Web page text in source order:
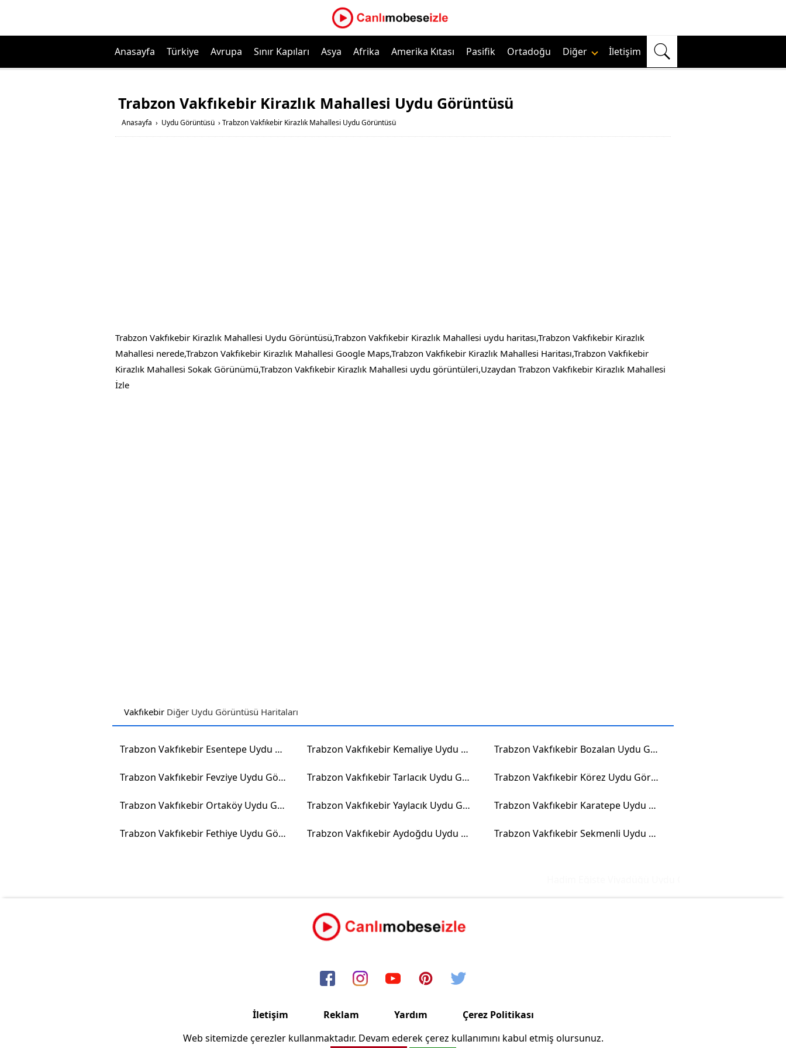
Anasayfa Türkiye Avrupa Sınır Kapıları Asya Afrika Amerika Kıtası Pasifik Ortadoğu Diğer İletişim
Trabzon Vakfıkebir Kirazlık Mahallesi Uydu Görüntüsü
Anasayfa › Uydu Görüntüsü › Trabzon Vakfıkebir Kirazlık Mahallesi Uydu Görüntüsü
Trabzon Vakfıkebir Kirazlık Mahallesi Uydu Görüntüsü,Trabzon Vakfıkebir Kirazlık Mahallesi uydu haritası,Trabzon Vakfıkebir Kirazlık
Mahallesi nerede,Trabzon Vakfıkebir Kirazlık Mahallesi Google Maps,Trabzon Vakfıkebir Kirazlık Mahallesi Haritası,Trabzon Vakfıkebir
Kirazlık Mahallesi Sokak Görünümü,Trabzon Vakfıkebir Kirazlık Mahallesi uydu görüntüleri,Uzaydan Trabzon Vakfıkebir Kirazlık Mahallesi
İzle
Vakfıkebir Diğer Uydu Görüntüsü Haritaları
Trabzon Vakfıkebir Esentepe Uydu Görüntüsü Trabzon Vakfıkebir Kemaliye Uydu Görüntüsü Trabzon Vakfıkebir Bozalan Uydu Görüntüsü
Trabzon Vakfıkebir Fevziye Uydu Görüntüsü Trabzon Vakfıkebir Tarlacık Uydu Görüntüsü Trabzon Vakfıkebir Körez Uydu Görüntüsü
Trabzon Vakfıkebir Ortaköy Uydu Görüntüsü Trabzon Vakfıkebir Yaylacık Uydu Görüntüsü Trabzon Vakfıkebir Karatepe Uydu Görüntüsü
Trabzon Vakfıkebir Fethiye Uydu Görüntüsü Trabzon Vakfıkebir Aydoğdu Uydu Görüntüsü Trabzon Vakfıkebir Sekmenli Uydu Görüntüsü
İletişim Reklam Yardım Çerez Politikası
Web sitemizde çerezler kullanmaktadır. Devam ederek çerez kullanımını kabul etmiş olursunuz.